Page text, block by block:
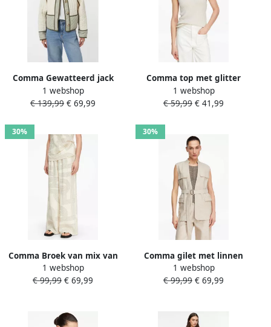
Comma Gewatteerd jack
met opstaande kraag en
knoopsluiting
1 webshop
€ 139,99 € 69,99
Comma top met glitter
beige
1 webshop
€ 59,99 € 41,99
30%
Comma Broek van mix van
linnen en elastaan in all-
over look
1 webshop
€ 99,99 € 69,99
30%
Comma gilet met linnen
beige
1 webshop
€ 99,99 € 69,99